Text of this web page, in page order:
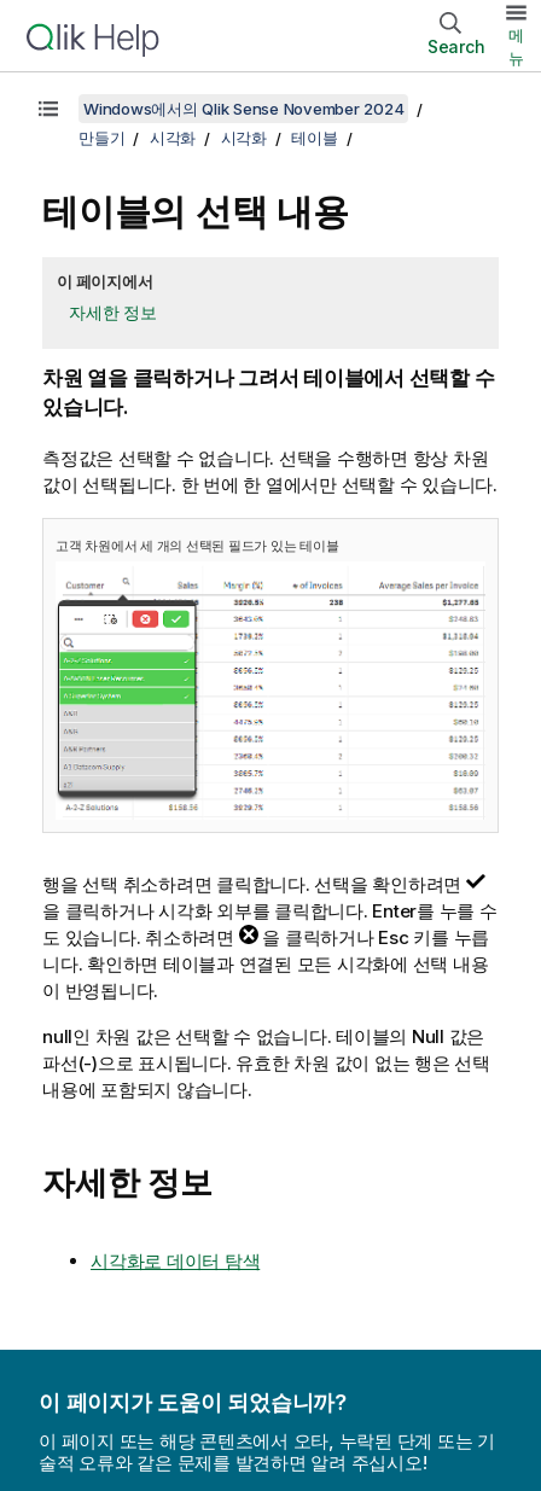
Search
메
뉴
Windows에서의 Qlik Sense November 2024
만들기
시각화 시각화 테이블
테이블의 선택 내용
이 페이지에서
자세한 정보
차원 열을 클릭하거나 그려서 테이블에서 선택할 수
있습니다.
측정값은 선택할 수 없습니다. 선택을 수행하면 항상 차원
값이 선택됩니다. 한 번에 한 열에서만 선택할 수 있습니다.
고객 차원에서 세 개의 선택된 필드가 있는 테이블
행을 선택 취소하려면 클릭합니다. 선택을 확인하려면
을 클릭하거나 시각화 외부를 클릭합니다. Enter를 누를 수
도 있습니다. 취소하려면
을 클릭하거나 Esc 키를 누릅
니다. 확인하면 테이블과 연결된 모든 시각화에 선택 내용
이 반영됩니다.
null인 차원 값은 선택할 수 없습니다. 테이블의 Null 값은
파선(-)으로 표시됩니다. 유효한 차원 값이 없는 행은 선택
내용에 포함되지 않습니다.
자세한 정보
시각화로 데이터 탐색
이 페이지가 도움이 되었습니까?
이 페이지 또는 해당 콘텐츠에서 오타, 누락된 단계 또는 기
술적 오류와 같은 문제를 발견하면 알려 주십시오!